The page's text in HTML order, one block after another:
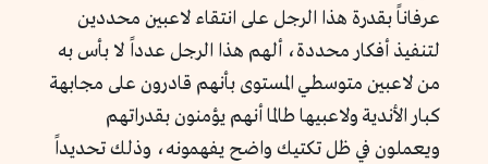
عرفاناً بقدرة هذا الرجل على انتقاء لاعبين محددين
لتنفيذ أفكار محددة، ألهم هذا الرجل عدداً لا بأس به
من لاعبين متوسطي المستوى بأنهم قادرون على مجابهة
كبار الأندية ولاعبيها طالما أنهم يؤمنون بقدراتهم
ويعملون في ظل تكتيك واضح يفهمونه، وذلك تحديداً